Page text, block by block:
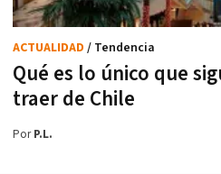
Qué es lo único que
traer de Chile
ACTUALIDAD / Tendencia
PorP.L.